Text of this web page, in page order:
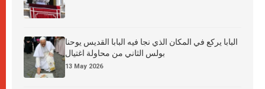
البابا يركع في المكان الذي نجا فيه البابا القديس يوحنا
بولس الثاني من محاولة اغتيال
13 May 2026